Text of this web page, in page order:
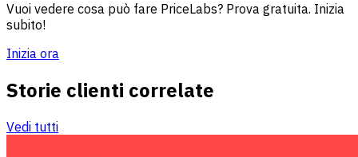
Vuoi vedere cosa può fare PriceLabs? Prova gratuita. Inizia
subito!
Inizia ora
Storie clienti correlate
Vedi tutti